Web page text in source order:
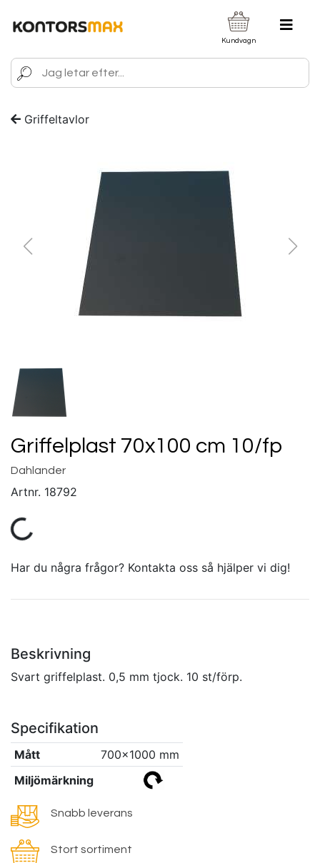
Kundvagn
Griffeltavlor
Griffelplast 70x100 cm 10/fp
Dahlander
Artnr. 18792
Har du några frågor? Kontakta oss så hjälper vi dig!
Beskrivning
Svart griffelplast. 0,5 mm tjock. 10 st/förp.
Specifikation
Mått
700x1000 mm
Miljömärkning
Snabb leverans
Stort sortiment